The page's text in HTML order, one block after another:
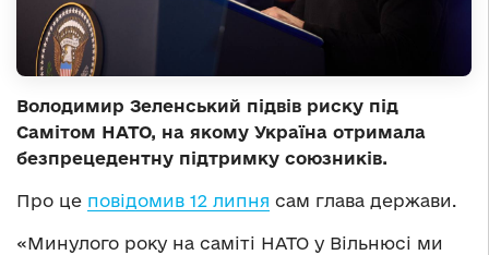
Володимир Зеленський підвів риску під
Самітом НАТО, на якому Україна отримала
безпрецедентну підтримку союзників.
Про це повідомив 12 липня сам глава держави.
«Минулого року на саміті НАТО у Вільнюсі ми